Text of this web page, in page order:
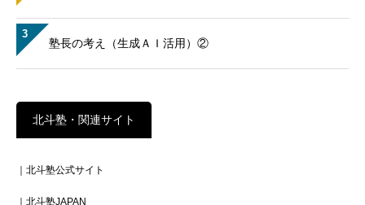
3
塾長の考え（生成ＡＩ活用）②
北斗塾・関連サイト
｜北斗塾公式サイト
｜北斗塾JAPAN